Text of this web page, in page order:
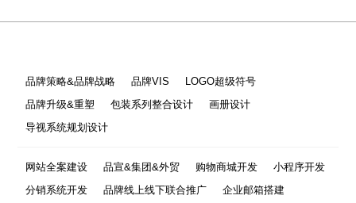
品牌策略&品牌战略 品牌VIS
LOGO超级符号
品牌升级&重塑
包装系列整合设计
画册设计
导视系统规划设计
网站全案建设 品宣&集团&外贸 购物商城开发
小程序开发
分销系统开发
品牌线上线下联合推广
企业邮箱搭建